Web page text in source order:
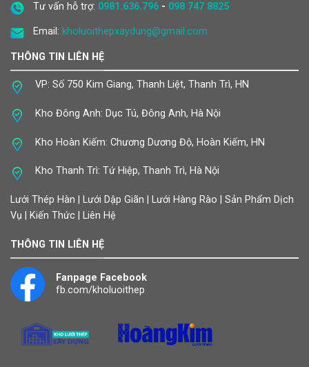
Tư vấn hỗ trợ: 0981.636.796- 098 747 8825
Email: kholuoithepxaydung@gmail.com
THÔNG TIN LIÊN HỆ
VP: Số 750 Kim Giang, Thanh Liệt, Thanh Trì, HN
Kho Đông Anh: Dục Tú, Đông Anh, Hà Nội
Kho Hoàn Kiếm: Chương Dương Độ, Hoàn Kiếm, HN
Kho Thanh Trì: Tứ Hiệp, Thanh Trì, Hà Nội
Lưới Thép Hàn | Lưới Dập Giãn | Lưới Hàng Rào | Sản Phẩm Dịch
Vụ | Kiến Thức | Liên Hệ
THÔNG TIN LIÊN HỆ
Fanpage Facebook
fb.com/kholuoithep